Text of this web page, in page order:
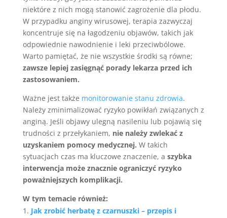
niektóre z nich mogą stanowić zagrożenie dla płodu.
W przypadku anginy wirusowej, terapia zazwyczaj
koncentruje się na łagodzeniu objawów, takich jak
odpowiednie nawodnienie i leki przeciwbólowe.
Warto pamiętać, że nie wszystkie środki są równe;
zawsze lepiej zasięgnąć porady lekarza przed ich
zastosowaniem.
Ważne jest także monitorowanie stanu zdrowia.
Należy zminimalizować ryzyko powikłań związanych z
anginą. Jeśli objawy ulegną nasileniu lub pojawią się
trudności z przełykaniem, nie należy zwlekać z
uzyskaniem pomocy medycznej. W takich
sytuacjach czas ma kluczowe znaczenie, a szybka
interwencja może znacznie ograniczyć ryzyko
poważniejszych komplikacji.
W tym temacie również:
Jak zrobić herbatę z czarnuszki – przepis i